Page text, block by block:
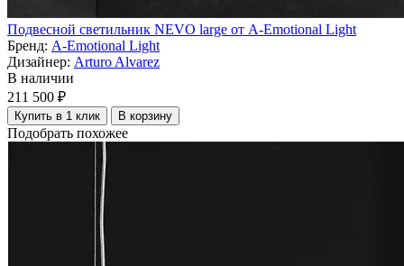
Подвесной светильник NEVO large от A-Emotional Light
Бренд: A-Emotional Light
Дизайнер: Arturo Alvarez
В наличии
211 500 ₽
Купить в 1 клик В корзину
Подобрать похожее